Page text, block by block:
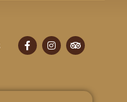
F
a
c
o
I
n
s
g
T
r
i
d